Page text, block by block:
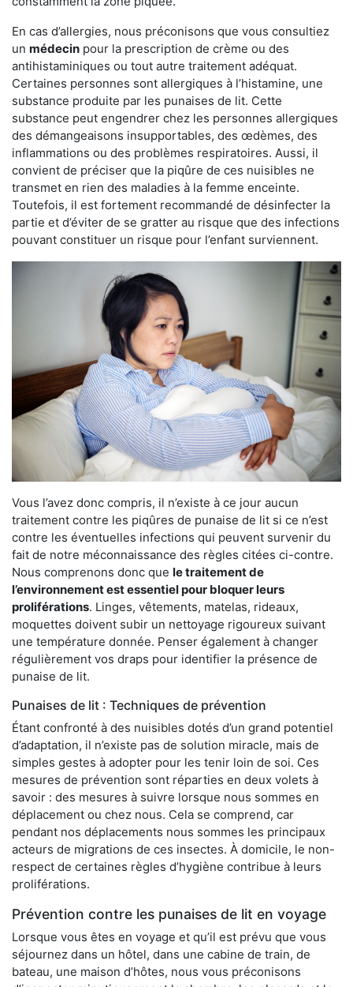
En cas d’allergies, nous préconisons que vous consultiez
un médecin pour la prescription de crème ou des
antihistaminiques ou tout autre traitement adéquat.
Certaines personnes sont allergiques à l’histamine, une
substance produite par les punaises de lit. Cette
substance peut engendrer chez les personnes allergiques
des démangeaisons insupportables, des œdèmes, des
inflammations ou des problèmes respiratoires. Aussi, il
convient de préciser que la piqûre de ces nuisibles ne
transmet en rien des maladies à la femme enceinte.
Toutefois, il est fortement recommandé de désinfecter la
partie et d’éviter de se gratter au risque que des infections
pouvant constituer un risque pour l’enfant surviennent.
Vous l’avez donc compris, il n’existe à ce jour aucun
traitement contre les piqûres de punaise de lit si ce n’est
contre les éventuelles infections qui peuvent survenir du
fait de notre méconnaissance des règles citées ci-contre.
Nous comprenons donc que le traitement de
l’environnement est essentiel pour bloquer leurs
proliférations. Linges, vêtements, matelas, rideaux,
moquettes doivent subir un nettoyage rigoureux suivant
une température donnée. Penser également à changer
régulièrement vos draps pour identifier la présence de
punaise de lit.
Punaises de lit : Techniques de prévention
Étant confronté à des nuisibles dotés d’un grand potentiel
d’adaptation, il n’existe pas de solution miracle, mais de
simples gestes à adopter pour les tenir loin de soi. Ces
mesures de prévention sont réparties en deux volets à
savoir : des mesures à suivre lorsque nous sommes en
déplacement ou chez nous. Cela se comprend, car
pendant nos déplacements nous sommes les principaux
acteurs de migrations de ces insectes. À domicile, le non-
respect de certaines règles d’hygiène contribue à leurs
proliférations.
Prévention contre les punaises de lit en voyage
Lorsque vous êtes en voyage et qu’il est prévu que vous
séjournez dans un hôtel, dans une cabine de train, de
bateau, une maison d’hôtes, nous vous préconisons